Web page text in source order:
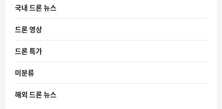
국내 드론 뉴스
드론 영상
드론 특가
미분류
해외 드론 뉴스